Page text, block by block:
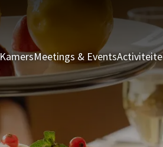
KamersMeetings & Events